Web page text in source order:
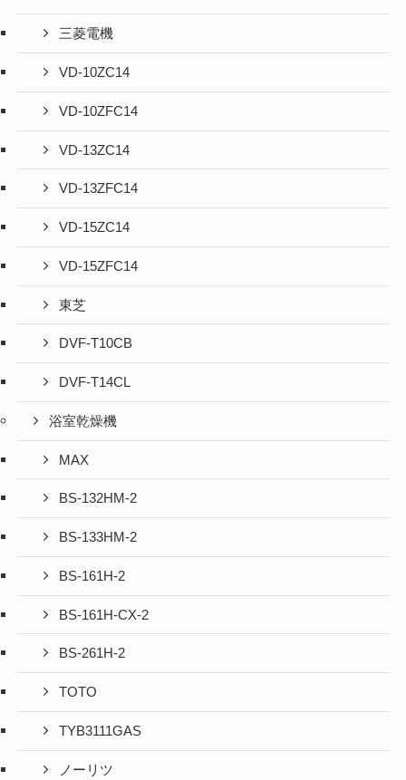
三菱電機
VD-10ZC14
VD-10ZFC14
VD-13ZC14
VD-13ZFC14
VD-15ZC14
VD-15ZFC14
東芝
DVF-T10CB
DVF-T14CL
浴室乾燥機
MAX
BS-132HM-2
BS-133HM-2
BS-161H-2
BS-161H-CX-2
BS-261H-2
TOTO
TYB3111GAS
ノーリツ